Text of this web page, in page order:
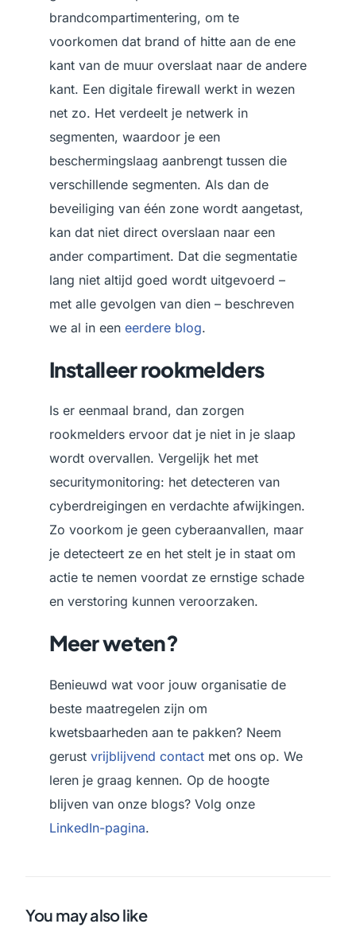
brandcompartimentering, om te
voorkomen dat brand of hitte aan de ene
kant van de muur overslaat naar de andere
kant. Een digitale firewall werkt in wezen
net zo. Het verdeelt je netwerk in
segmenten, waardoor je een
beschermingslaag aanbrengt tussen die
verschillende segmenten. Als dan de
beveiliging van één zone wordt aangetast,
kan dat niet direct overslaan naar een
ander compartiment. Dat die segmentatie
lang niet altijd goed wordt uitgevoerd –
met alle gevolgen van dien – beschreven
we al in een eerdere blog.
Installeer rookmelders
Is er eenmaal brand, dan zorgen
rookmelders ervoor dat je niet in je slaap
wordt overvallen. Vergelijk het met
securitymonitoring: het detecteren van
cyberdreigingen en verdachte afwijkingen.
Zo voorkom je geen cyberaanvallen, maar
je detecteert ze en het stelt je in staat om
actie te nemen voordat ze ernstige schade
en verstoring kunnen veroorzaken.
Meer weten?
Benieuwd wat voor jouw organisatie de
beste maatregelen zijn om
kwetsbaarheden aan te pakken? Neem
gerust vrijblijvend contactmet ons op. We
leren je graag kennen. Op de hoogte
blijven van onze blogs? Volg onze
LinkedIn-pagina.
You may also like